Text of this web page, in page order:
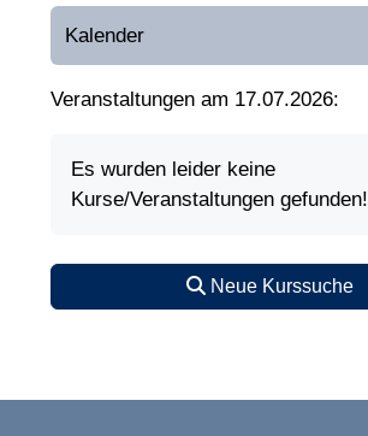
Kalender
Veranstaltungen am 17.07.2026:
Es wurden leider keine
Kurse/Veranstaltungen gefunden!
Neue Kurssuche